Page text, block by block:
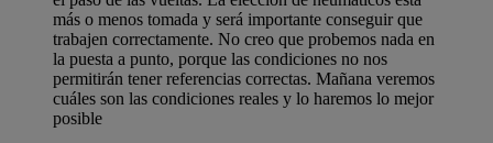
más o menos tomada y será importante conseguir que
trabajen correctamente. No creo que probemos nada en
la puesta a punto, porque las condiciones no nos
permitirán tener referencias correctas. Mañana veremos
cuáles son las condiciones reales y lo haremos lo mejor
posible